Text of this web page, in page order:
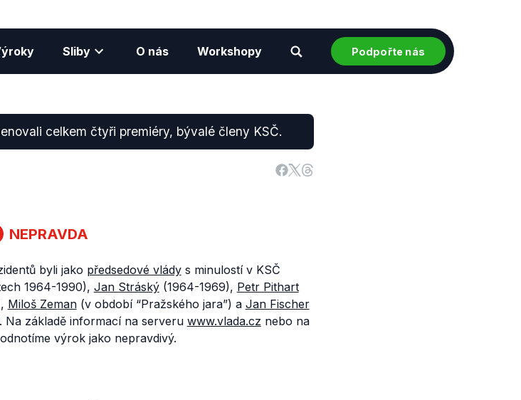
Sliby O nás Workshopy Podpořte nás
celkem čtyři premiéry, bývalé členy KSČ.
NEPRAVDA
byli jako předsedové vládys minulostí v KSČ
1964-1990), Jan Stráský(1964-1969), Petr Pithart
Miloš Zeman(v období “Pražského jara”) a Jan Fischer
Na základě informací na serveru www.vlada.cz nebo na
výrok jako nepravdivý.